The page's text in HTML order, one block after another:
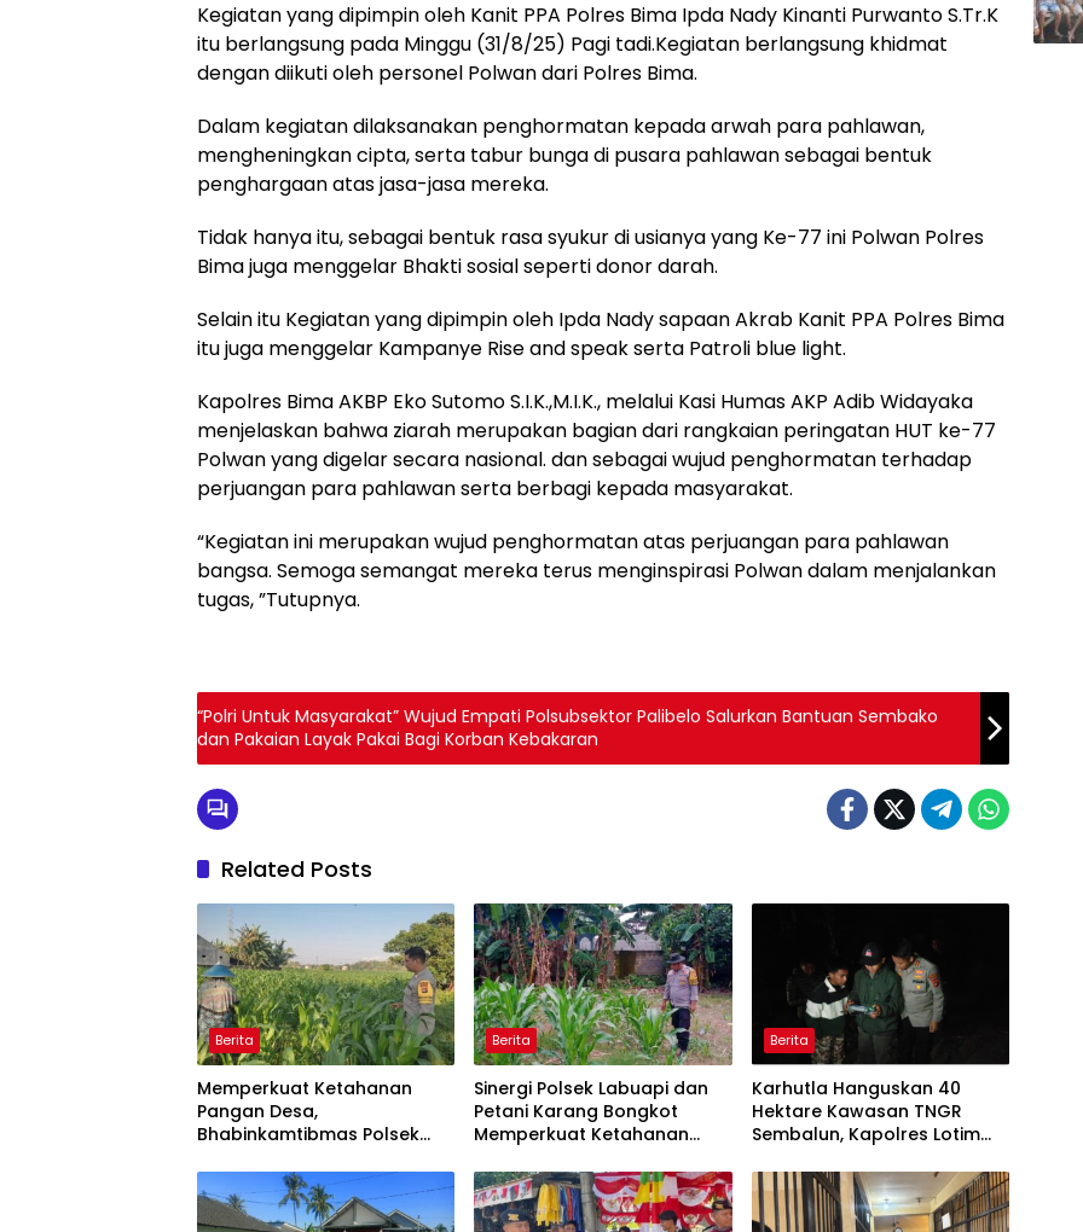
Kegiatan yang dipimpin oleh Kanit PPA Polres Bima Ipda Nady Kinanti Purwanto S.Tr.K
itu berlangsung pada Minggu (31/8/25) Pagi tadi.Kegiatan berlangsung khidmat
dengan diikuti oleh personel Polwan dari Polres Bima.
Dalam kegiatan dilaksanakan penghormatan kepada arwah para pahlawan,
mengheningkan cipta, serta tabur bunga di pusara pahlawan sebagai bentuk
penghargaan atas jasa-jasa mereka.
Tidak hanya itu, sebagai bentuk rasa syukur di usianya yang Ke-77 ini Polwan Polres
Bima juga menggelar Bhakti sosial seperti donor darah.
Selain itu Kegiatan yang dipimpin oleh Ipda Nady sapaan Akrab Kanit PPA Polres Bima
itu juga menggelar Kampanye Rise and speak serta Patroli blue light.
Kapolres Bima AKBP Eko Sutomo S.I.K.,M.I.K., melalui Kasi Humas AKP Adib Widayaka
menjelaskan bahwa ziarah merupakan bagian dari rangkaian peringatan HUT ke-77
Polwan yang digelar secara nasional. dan sebagai wujud penghormatan terhadap
perjuangan para pahlawan serta berbagi kepada masyarakat.
“Kegiatan ini merupakan wujud penghormatan atas perjuangan para pahlawan
bangsa. Semoga semangat mereka terus menginspirasi Polwan dalam menjalankan
tugas, ”Tutupnya.
“Polri Untuk Masyarakat” Wujud Empati Polsubsektor Palibelo Salurkan Bantuan Sembako
dan Pakaian Layak Pakai Bagi Korban Kebakaran
Related Posts
Berita
Memperkuat Ketahanan
Pangan Desa,
Bhabinkamtibmas Polsek
Kuranji Dalang
Berita
Sinergi Polsek Labuapi dan
Petani Karang Bongkot
Memperkuat Ketahanan
Berita
Karhutla Hanguskan 40
Hektare Kawasan TNGR
Sembalun, Kapolres Lotim
Api